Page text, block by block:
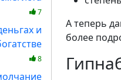
7
и
8
А теперь
более